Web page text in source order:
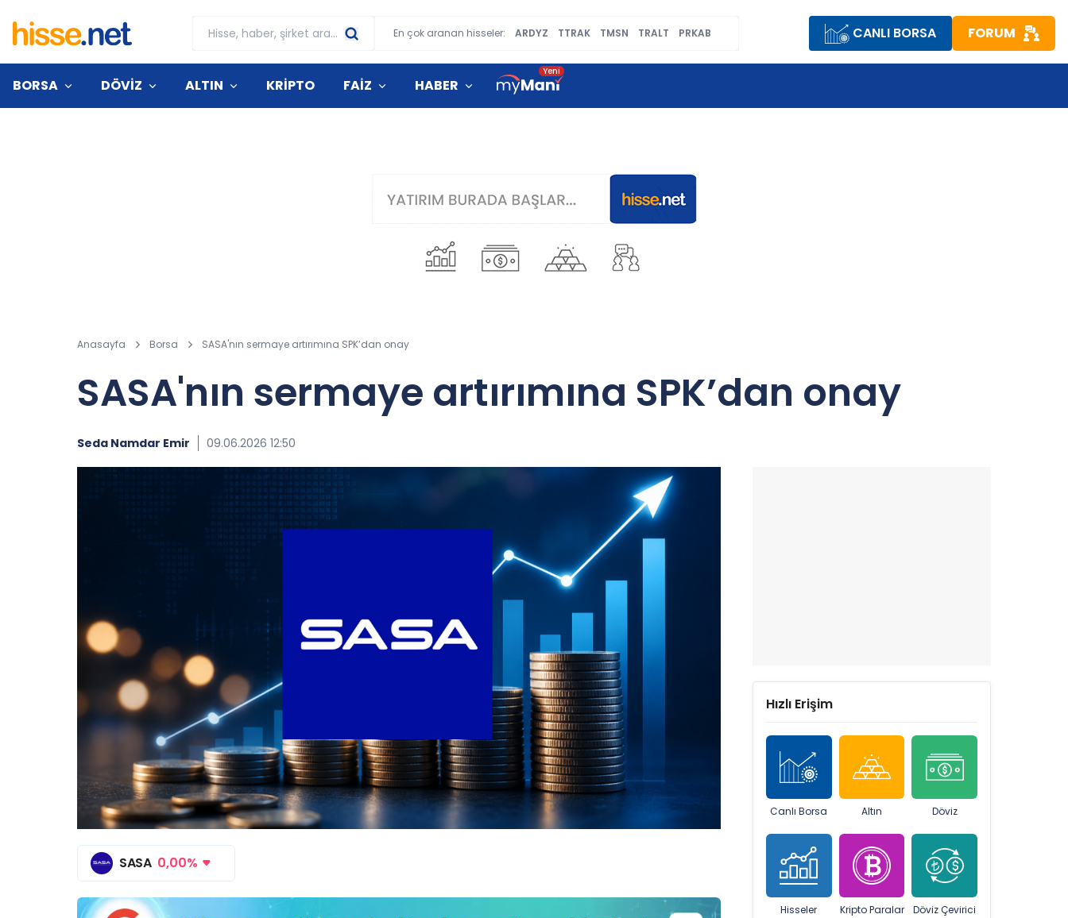
En çok aranan hisseler: ARDYZ TTRAK TMSN TRALT PRKAB CANLI BORSA FORUM
BORSA DÖVİZ ALTIN KRİPTO FAİZ HABER
Anasayfa Borsa SASA'nın sermaye artırımına SPK’dan onay
SASA'nın sermaye artırımına SPK’dan onay
Seda Namdar Emir 09.06.2026 12:50
SASA 0,00%
Hızlı Erişim
Canlı Borsa Altın Döviz
Hisseler Kripto Paralar Döviz Çevirici